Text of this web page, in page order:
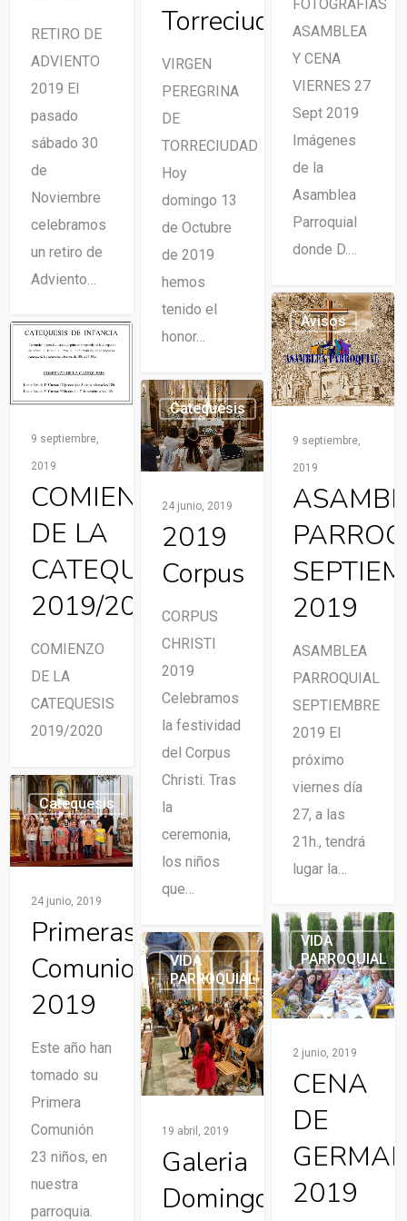
RETIRO DE
ADVIENTO
2019 El
pasado
sábado 30
de
Noviembre
celebramos
un retiro de
Adviento…
Torreciudad
VIRGEN
PEREGRINA
DE
TORRECIUDAD
Hoy
domingo 13
de Octubre
de 2019
hemos
tenido el
honor…
FOTOGRAFIAS
ASAMBLEA
Y CENA
VIERNES 27
Sept 2019
Imágenes
de la
Asamblea
Parroquial
donde D.…
Avisos
9 septiembre,
2019
2019
ASAMBLEA
PARROQUIAL
SEPTIEMBRE
2019 El
próximo
viernes día
27, a las
21h., tendrá
lugar la…
0
Avisos
9 septiembre,
2019
COMIENZO
DE LA
CATEQUESIS
2019/2020
COMIENZO
DE LA
CATEQUESIS
2019/2020
0
Catequesis
24 junio, 2019
2019
Corpus
CORPUS
CHRISTI
2019
Celebramos
la festividad
del Corpus
Christi. Tras
la
ceremonia,
los niños
que…
0
Catequesis
24 junio, 2019
Primeras
Comuniones
2019
Este año han
tomado su
Primera
Comunión
23 niños, en
nuestra
parroquia.
0
VIDA
PARROQUIAL
2 junio, 2019
CENA
DE
2019
0
VIDA
PARROQUIAL
19 abril, 2019
Galeria
Domingo
0